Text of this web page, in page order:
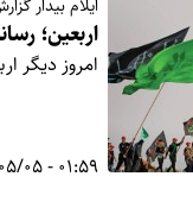
ایلام بیدار
اربعین؛
امروز دیگر
01:59 - 1405/05/05